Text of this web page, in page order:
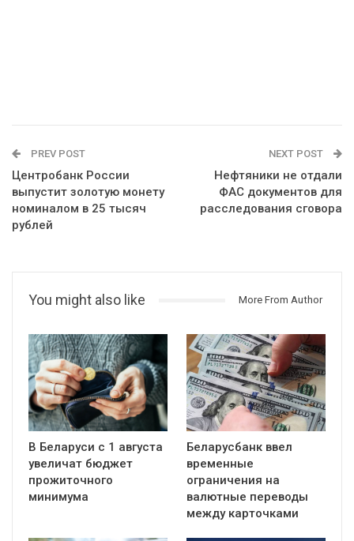
PREV POST
Центробанк России
выпустит золотую монету
номиналом в 25 тысяч
рублей
NEXT POST
Нефтяники не отдали
ФАС документов для
расследования сговора
You might also like More From Author
В Беларуси с 1 августа
увеличат бюджет
прожиточного
минимума
Беларусбанк ввел
временные
ограничения на
валютные переводы
между карточками